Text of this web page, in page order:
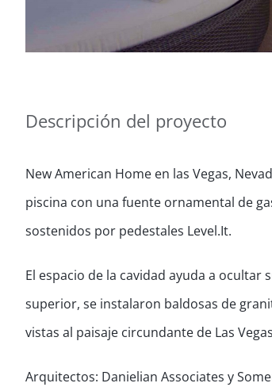
Descripción del proyecto
New American Home en las Vegas,
piscina con una fuente ornamental de
sostenidos por pedestales Level.It.
El espacio de la cavidad ayuda a
superior, se instalaron baldosas de
vistas al paisaje circundante de Las
Arquitectos: Danielian Associates y